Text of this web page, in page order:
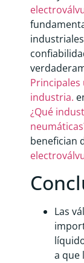
Principales
industria.
¿Qué
benefician
Las
a que